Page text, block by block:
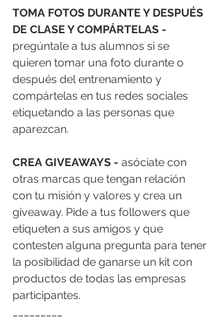
TOMA FOTOS DURANTE Y DESPUÉS
DE CLASE Y COMPÁRTELAS -
pregúntale a tus alumnos si se
quieren tomar una foto durante o
después del entrenamiento y
compártelas en tus redes sociales
etiquetando a las personas que
aparezcan.
CREA GIVEAWAYS - asóciate con
otras marcas que tengan relación
con tu misión y valores y crea un
giveaway. Pide a tus followers que
etiqueten a sus amigos y que
contesten alguna pregunta para tener
la posibilidad de ganarse un kit con
productos de todas las empresas
participantes.